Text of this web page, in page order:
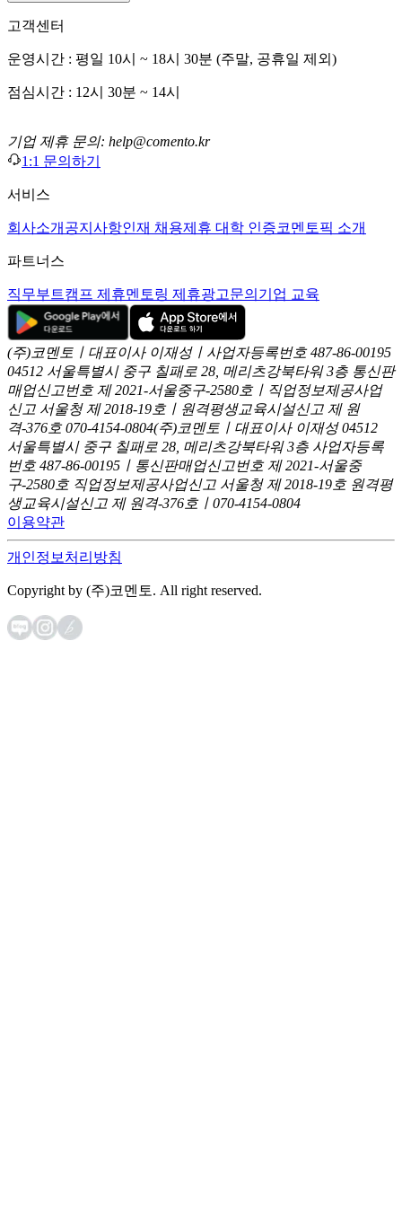
고객센터
운영시간 : 평일 10시 ~ 18시 30분 (주말, 공휴일 제외)
점심시간 : 12시 30분 ~ 14시
기업 제휴 문의: help@comento.kr
1:1 문의하기
서비스
회사소개 공지사항인재 채용제휴 대학 인증코멘토픽 소개
파트너스
직무부트캠프 제휴멘토링 제휴광고문의 기업 교육
(주)코멘토ㅣ대표이사 이재성ㅣ사업자등록번호 487-86-00195
04512 서울특별시 중구 칠패로 28, 메리츠강북타워 3층 통신판
매업신고번호 제 2021-서울중구-2580호ㅣ직업정보제공사업
신고 서울청 제 2018-19호ㅣ원격평생교육시설신고 제 원
격-376호 070-4154-0804(주)코멘토ㅣ대표이사 이재성 04512
서울특별시 중구 칠패로 28, 메리츠강북타워 3층 사업자등록
번호 487-86-00195ㅣ통신판매업신고번호 제 2021-서울중
구-2580호 직업정보제공사업신고 서울청 제 2018-19호 원격평
생교육시설신고 제 원격-376호ㅣ070-4154-0804
이용약관
개인정보처리방침
Copyright by (주)코멘토. All right reserved.